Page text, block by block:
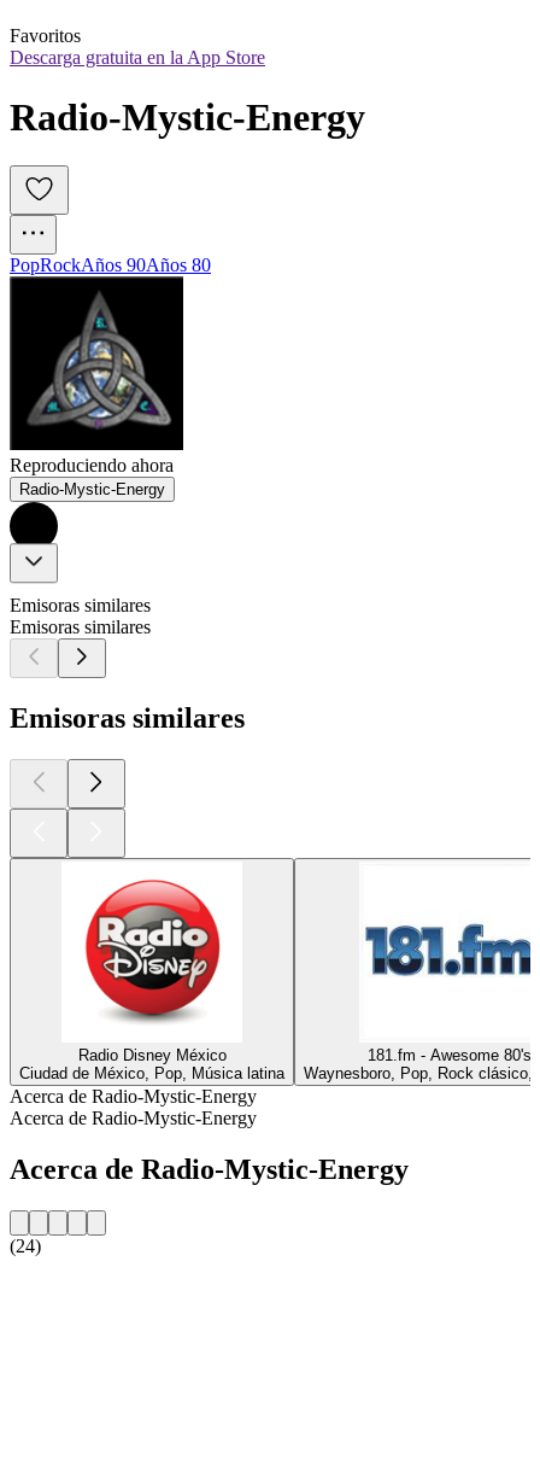
Favoritos
Descarga gratuita en la App Store
Radio-Mystic-Energy
PopRockAños 90Años 80
Reproduciendo ahora
Radio-Mystic-Energy
Emisoras similares
Emisoras similares
Emisoras similares
Radio Disney México
Ciudad de México, Pop, Música latina
181.fm - Awesome 80's
Waynesboro, Pop, Rock clásico,
Acerca de Radio-Mystic-Energy
Acerca de Radio-Mystic-Energy
Acerca de Radio-Mystic-Energy
(24)